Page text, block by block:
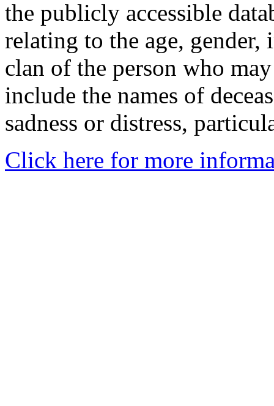
the publicly accessible
relating to the age,
clan of the person who
include the names of
sadness or distress,
Click here for more